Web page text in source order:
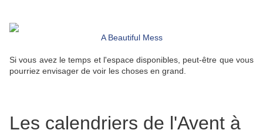
A Beautiful Mess
Si vous avez le temps et l'espace disponibles, peut-être que vous
pourriez envisager de voir les choses en grand.
Les calendriers de l'Avent à